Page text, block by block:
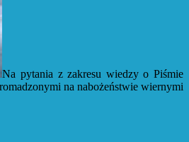
Na pytania z zakresu wiedzy o Piśmie
na nabożeństwie wiernymi